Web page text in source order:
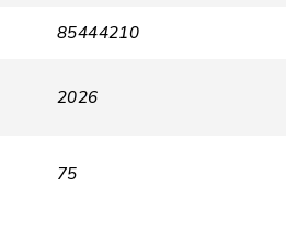
85444210
2026
75